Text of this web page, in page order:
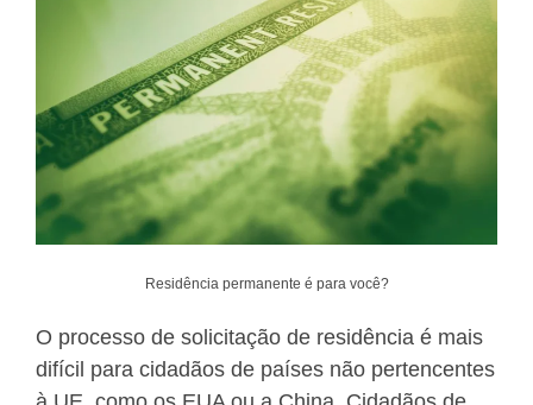
Residência permanente é para você?
O processo de solicitação de residência é mais
difícil para cidadãos de países não pertencentes